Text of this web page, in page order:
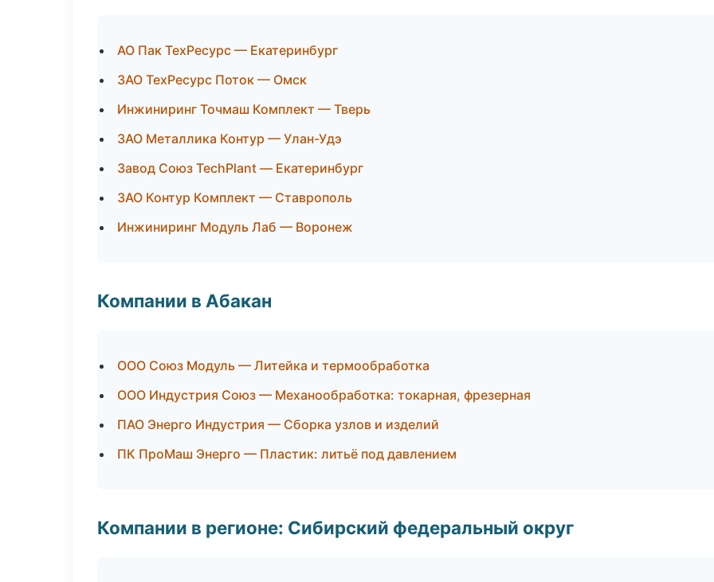
АО Пак ТехРесурс — Екатеринбург
ЗАО ТехРесурс Поток — Омск
Инжиниринг Точмаш Комплект — Тверь
ЗАО Металлика Контур — Улан-Удэ
Завод Союз TechPlant — Екатеринбург
ЗАО Контур Комплект — Ставрополь
Инжиниринг Модуль Лаб — Воронеж
Компании в Абакан
ООО Союз Модуль — Литейка и термообработка
ООО Индустрия Союз — Механообработка: токарная, фрезерная
ПАО Энерго Индустрия — Сборка узлов и изделий
ПК ПроМаш Энерго — Пластик: литьё под давлением
Компании в регионе: Сибирский федеральный округ